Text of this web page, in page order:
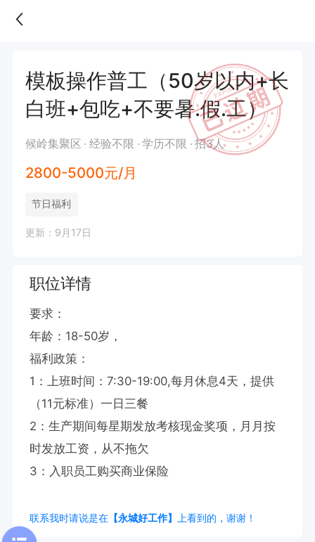
模板操作普工（50岁以内+长
白班+包吃+不要暑.假.工）
候岭集聚区 经验不限 学历不限 招3人
2800-5000元/月
节日福利
更新：9月17日
职位详情
要求：
年龄：18-50岁，
福利政策：
1：上班时间：7:30-19:00,每月休息4天，提供
（11元标准）一日三餐
2：生产期间每星期发放考核现金奖项，月月按
时发放工资，从不拖欠
3：入职员工购买商业保险
联系我时请说是在【永城好工作】 上看到的，谢谢！